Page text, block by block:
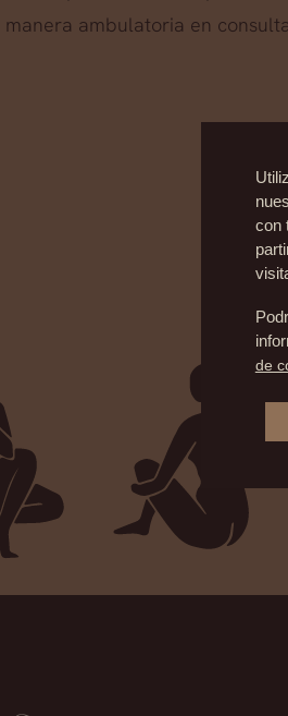
ambulatoria en
con
de